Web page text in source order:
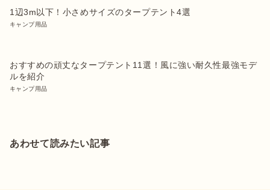
1辺3m以下！小さめサイズのタープテント4選
キャンプ用品
おすすめの頑丈なタープテント11選！風に強い耐久性最強モデ
ルを紹介
キャンプ用品
あわせて読みたい記事